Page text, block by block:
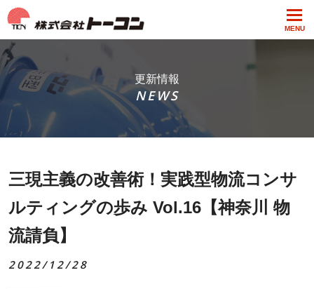
MENU
更新情報
NEWS
三現主義の改善術！実践型物流コンサ
ルティングの歩み Vol.16【神奈川 物
流請負】
2022/12/28